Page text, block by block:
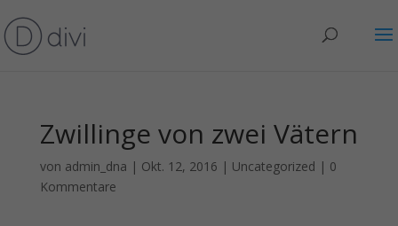
Zwillinge von zwei Vätern
von admin_dna | Okt. 12, 2016 | Uncategorized | 0
Kommentare